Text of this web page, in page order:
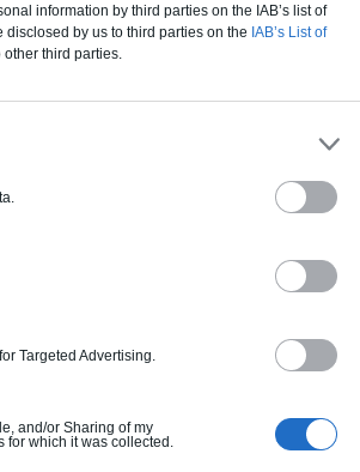
information by third parties on the IAB’s list of
by us to third parties on the IAB’s List of
third parties.
Targeted Advertising.
and/or Sharing of my
which it was collected.
les
en